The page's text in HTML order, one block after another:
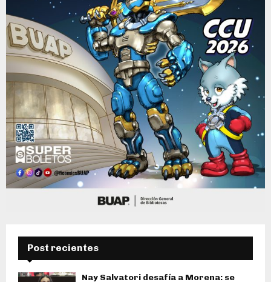
Post recientes
Nay Salvatori desafía a Morena: se